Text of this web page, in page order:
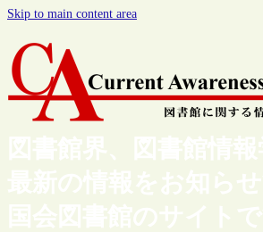
Skip to main content area
図書館界、図書館情
最新の情報をお知ら
国会図書館のサイトで